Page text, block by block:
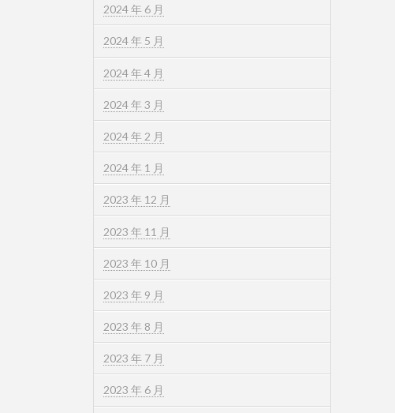
2024 年 6 月
2024 年 5 月
2024 年 4 月
2024 年 3 月
2024 年 2 月
2024 年 1 月
2023 年 12 月
2023 年 11 月
2023 年 10 月
2023 年 9 月
2023 年 8 月
2023 年 7 月
2023 年 6 月